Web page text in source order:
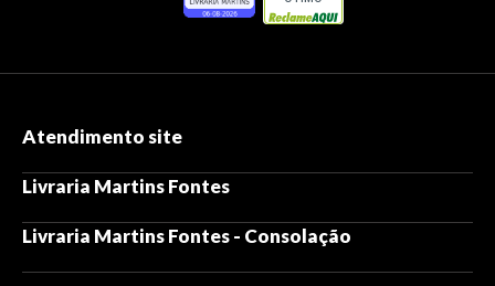
Atendimento site
Livraria Martins Fontes
Livraria Martins Fontes - Consolação